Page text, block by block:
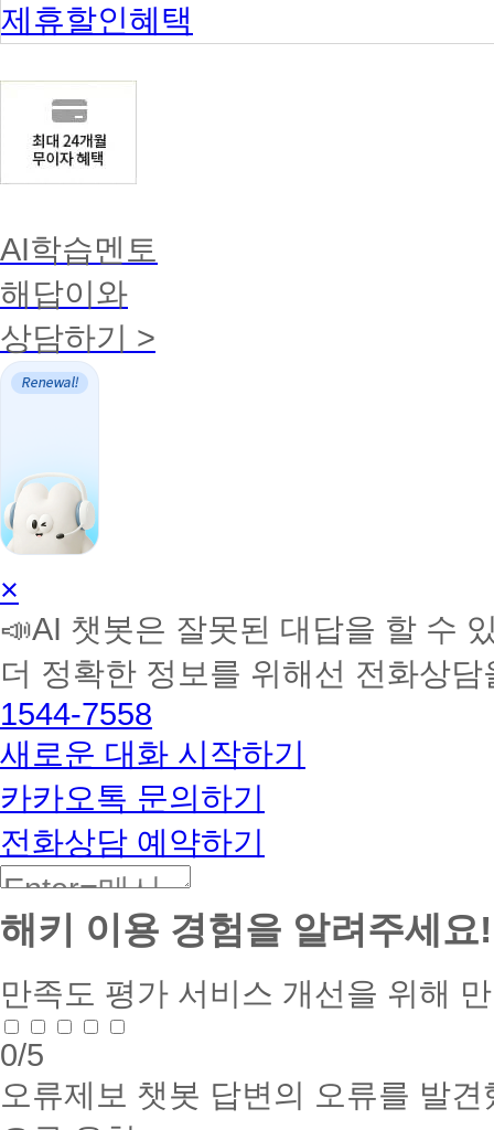
제휴할인혜택
AI학습멘토
해답이와
상담하기 >
AI
학
습
토
커
BETA
×
📣AI 챗봇은 잘못된 대답을 할 수
더 정확한 정보를 위해선 전화상
1544-7558
새로운 대화 시작하기
카카오톡 문의하기
전화상담 예약하기
해키 이용 경험을 알려주세요!
만족도 평가 서비스 개선을 위해
0/5
오류제보 챗봇 답변의 오류를 발